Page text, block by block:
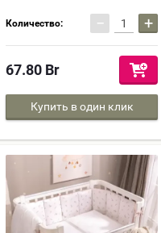
Количество: − +
67.80 Br
Купить в один клик